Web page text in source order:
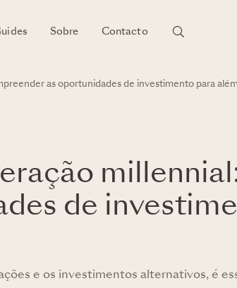
Sobre Contacto
as oportunidades de investimento para
de
e os investimentos alternativos, é